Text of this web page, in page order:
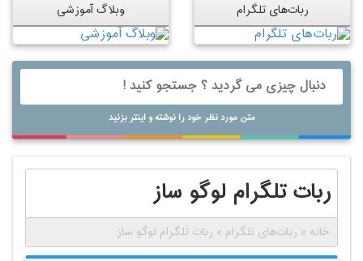
ربات‌های تلگرام وبلاگ آموزشی
متن مورد نظر خود را نوشته و اینتر بزنید
ربات تلگرام لوگو ساز
خانه » ربات‌های تلگرام » ربات تلگرام لوگو ساز